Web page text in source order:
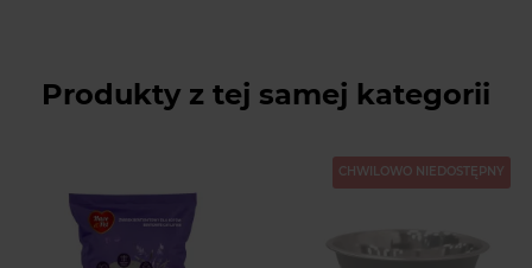
Produkty z tej samej kategorii
CHWILOWO NIEDOSTĘPNY